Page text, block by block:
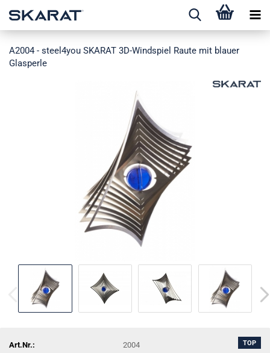
A2004 - steel4you SKARAT 3D-Windspiel Raute mit blauer
Glasperle
TOP
Art.Nr.:
2004